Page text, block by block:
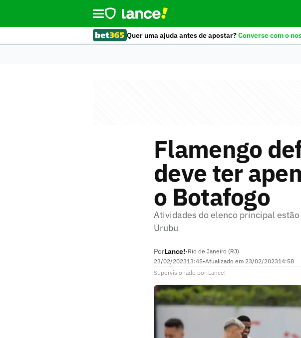
Quer uma ajuda antes de apostar?Converse com o
Flamengo
deve ter
o Botafogo
Atividades do elenco principal
Urubu
PorLance!•Rio de Janeiro (RJ)
23/02/202313:45•Atualizado em 23/02/202314:58
Supervisionado por Lance!